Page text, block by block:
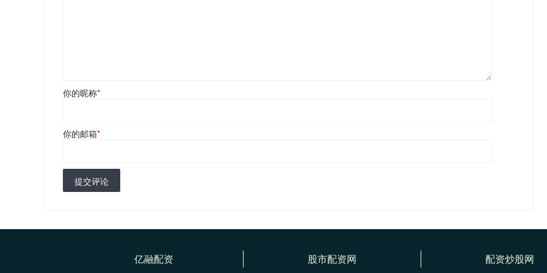
你的昵称*
你的邮箱*
提交评论
亿融配资 股市配资网 配资炒股网